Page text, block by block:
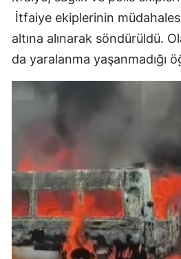
İtfaiye ekiplerinin
altına alınarak söndürüldü.
da yaralanma yaşanmadığı